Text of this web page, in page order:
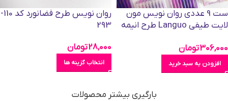
ست 9 عددی روان نویس مون
لایت طیفی Languo طرح انیمه
K0556
306,000تومان
افزودن به سبد خرید
روان نویس طرح فضانورد کد 110-
293
28,000تومان
انتخاب گزینه ها
بارگیری بیشتر محصولات